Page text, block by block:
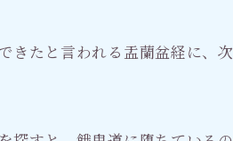
きたと言われる盂蘭盆経に、次